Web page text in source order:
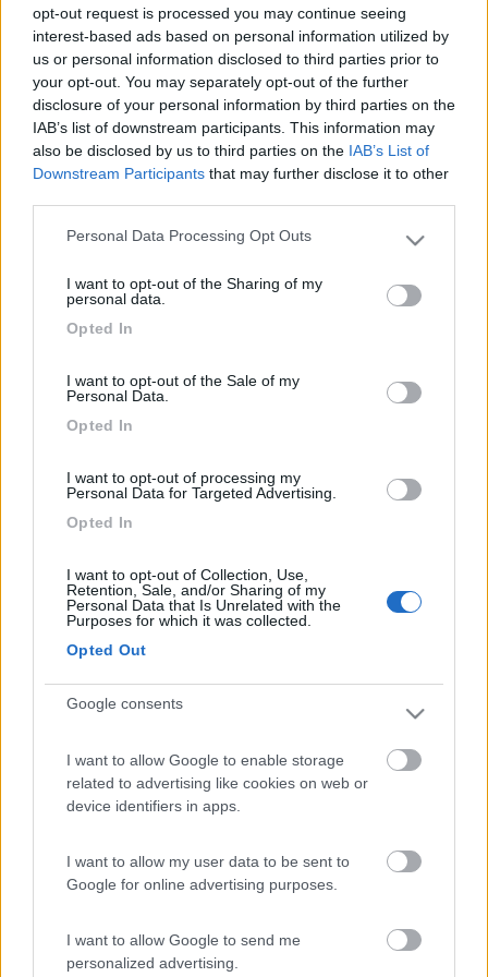
opt-out request is processed you may continue seeing
interest-based ads based on personal information utilized by
us or personal information disclosed to third parties prior to
your opt-out. You may separately opt-out of the further
disclosure of your personal information by third parties on the
IAB’s list of downstream participants. This information may
also be disclosed by us to third parties on the IAB’s List of
Downstream Participants that may further disclose it to other
Please note that this website/app uses one or more Google
not limited to your visit or usage behaviour. You may click to
use your data for below specified purposes in below Google
Personal Data Processing Opt Outs
I want to opt-out of the Sharing of my
personal data.
Opted In
I want to opt-out of the Sale of my
Personal Data.
Opted In
I want to opt-out of processing my
Personal Data for Targeted Advertising.
Opted In
I want to opt-out of Collection, Use,
Retention, Sale, and/or Sharing of my
Personal Data that Is Unrelated with the
Purposes for which it was collected.
Opted Out
Google consents
I want to allow Google to enable storage
related to advertising like cookies on web or
device identifiers in apps.
I want to allow my user data to be sent to
Google for online advertising purposes.
I want to allow Google to send me
personalized advertising.
Inserito il20/06/2017 alle: 17:51:46
Non abbiamo fatto la delta del Danubio percio non so li, ma le
bici x i giri cicloturisttici direi che non servono. Non ci sono le
ciclabili e le strade sono parecchio traficate e anche mosse
salita discesa. Noi le avevamo, in quel periodo giravamo molto
in bici ma in Romania non sono servite.
Komu neni zhury dano, v apatice nekoupi.
ciarliromeo
1257
se giri sempre io non le porterei un peso e un problema in meno
Bucarest ci è costato un po caro
se non trovi campig chiedi nei ristoranti che hanno i giardini a
noi han messo anche elettricità
buon viaggio ciao Carla
67
Inserito il21/06/2017
hanno convinto che non vale la pena portare le bici. Forse una
sola per qualche occasionale esigenza.
Le vostre risposte sono state quindi molto utili.
anche il suo articolatissimo diario per pianificare il viaggio.
Saluti e buone vacanze
Domenico che non vuole smetterla di viaggiare
Area Sosta Camper Orobie
Ardesio in scatola